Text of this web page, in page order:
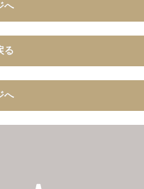
へ
る
へ